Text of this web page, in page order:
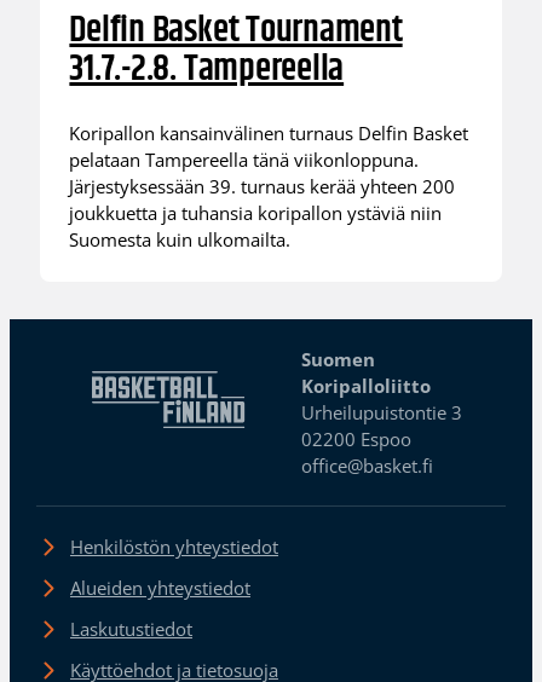
Delfin Basket Tournament
31.7.-2.8. Tampereella
Koripallon kansainvälinen turnaus Delfin Basket
pelataan Tampereella tänä viikonloppuna.
Järjestyksessään 39. turnaus kerää yhteen 200
joukkuetta ja tuhansia koripallon ystäviä niin
Suomesta kuin ulkomailta.
Suomen
Koripalloliitto
Urheilupuistontie 3
02200 Espoo
office@basket.fi
Henkilöstön yhteystiedot
Alueiden yhteystiedot
Laskutustiedot
Käyttöehdot ja tietosuoja